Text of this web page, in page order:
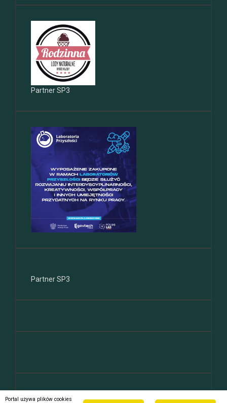
Partner SP3
Partner SP3
ekipa
Portal używa plików cookies